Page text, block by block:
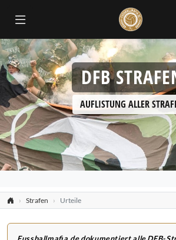
DFB
AUFLISTUNG ALLER
Strafen Urteile